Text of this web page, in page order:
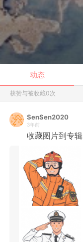
动态
获赞与被收藏0次
SenSen2020
3年前
收藏图片到专辑